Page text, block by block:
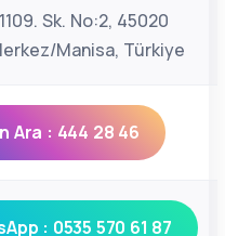
Sk. No:2, 45020
Manisa, Türkiye
Ara : 444 28 46
: 0535 570 61 87